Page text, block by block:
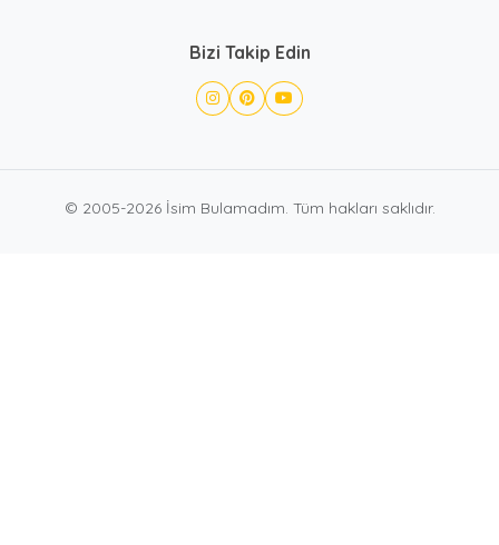
Bizi Takip Edin
© 2005-2026 İsim Bulamadım. Tüm hakları saklıdır.